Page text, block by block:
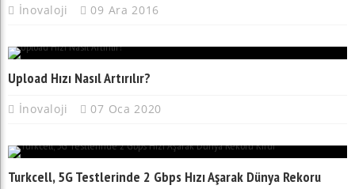
İnovaloji 09 Ara 2016
Upload Hızı Nasıl Artırılır?
İnovaloji 07 Oca 2020
Turkcell, 5G Testlerinde 2 Gbps Hızı Aşarak Dünya Rekoru